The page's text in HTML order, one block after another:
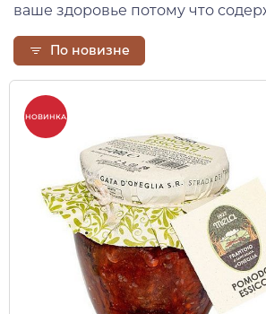
ваше здоровье потому что
По новизне
НОВИНКА